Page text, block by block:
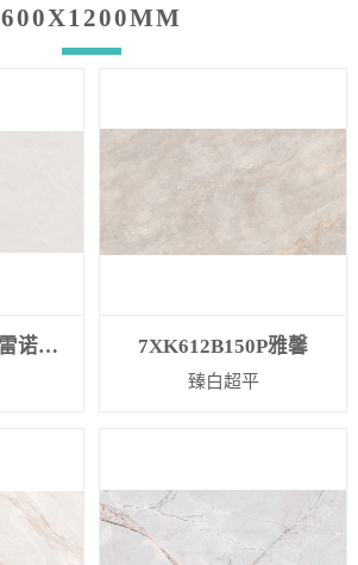
600X1200MM
7XK612B011P莫雷诺暖灰 7XK612B150P雅馨
臻白超平